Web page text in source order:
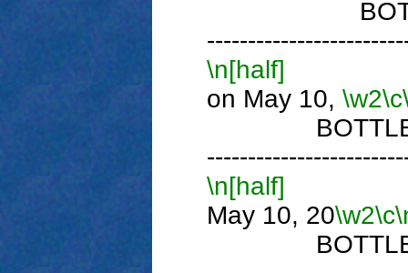
BOTTLE
\n[half]
on May 10, \w2\c
BOTTLE
\n[half]
May 10, 20\w2\c
BOTTLE